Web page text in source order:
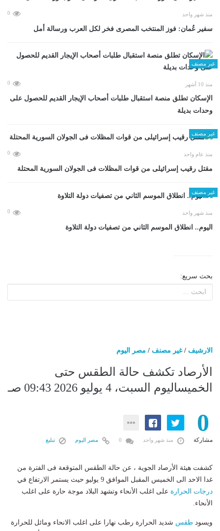
منذ شهر واحد 0
سفير عُمان: فوز المنتخب المصرى فخر لكل العرب ورسالة أمل
غير مصنف
منذ 10 أشهر 0
الإسكان تطلق منصة استقبال طلبات أصحاب الإيجار القديم للحصول على
وحدات بديلة
غير مصنف
منذ عام واحد 0
مقتل رقيب إسرائيلى من قوات المظلات فى الجولان السورية المحتلة
غير مصنف
منذ شهر واحد 0
اليوم.. انطلاق الموسم الثاني من تصفيات دولة التلاوة
بحث سريع:
الارشيف /غير مصنف / مصر اليوم
الأرصاد تكشف حالة الطقس حتى
الخميساليوم السبت، 4 يوليو 2026 09:43 صـ
0
مشاركة منذ شهر واحد مصر اليوم تبليغ
كشفت هيئة الأرصاد الجوية ، عن حالة الطقس المتوقعة فى الفترة من
غدا الاحد الى الخميس المقبل الموافق 9 يوليو حيث يستمر الارتفاع في
درجات الحرارة على اغلب الأنحاء وتشهد البلاد موجة حارة على اغلب
الأنحاء.
ويسود طقس شديد الحرارة رطب نهارا على اغلب الانحاء ومائل للحرارة